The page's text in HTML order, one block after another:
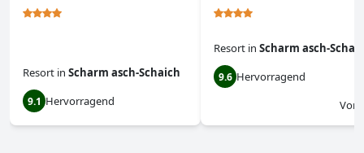
Resort in Scharm asch-Schaich
9.1 Hervorragend
Resort in Scharm asch-
9.6 Hervorragend
Von